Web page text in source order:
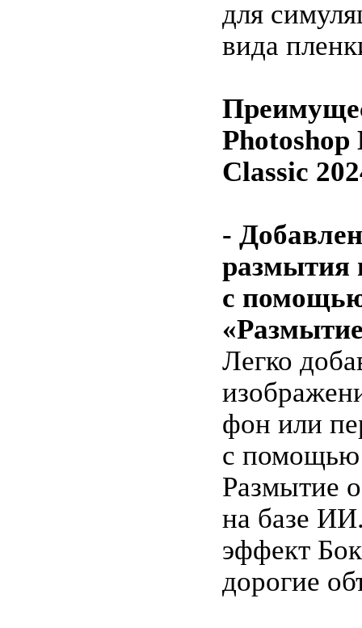
для
вида
Classic
-
размытия
с
Легко
фон или
с
Размытие
на базе
эффект
дорогие